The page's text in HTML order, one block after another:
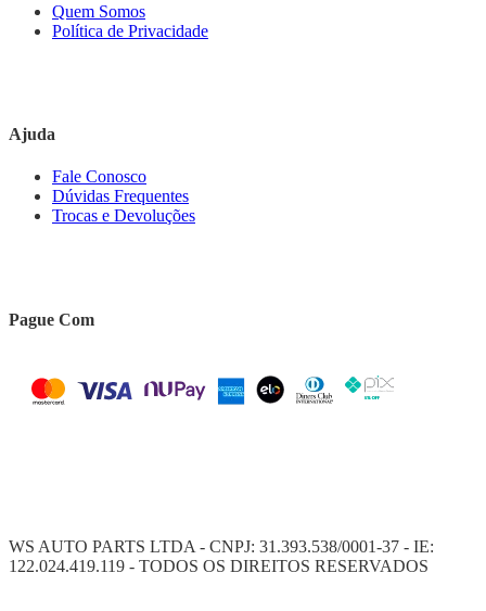
Quem Somos
Política de Privacidade
Ajuda
Fale Conosco
Dúvidas Frequentes
Trocas e Devoluções
Pague Com
WS AUTO PARTS LTDA - CNPJ: 31.393.538/0001-37 - IE:
122.024.419.119 - TODOS OS DIREITOS RESERVADOS